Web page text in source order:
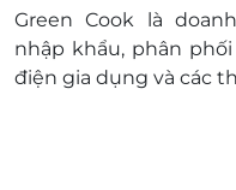
ngoại ...
Đường kính: 26 cm
Thân cao: 58 mm
Green Cook là
nhập khẩu, phân
điện gia dụng và các